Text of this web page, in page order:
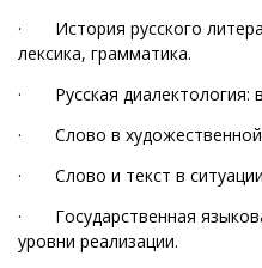
· История русского
лексика, грамматика.
· Русская диалектология:
· Слово в художественной
· Слово и текст в ситуации
· Государственная
уровни реализации.